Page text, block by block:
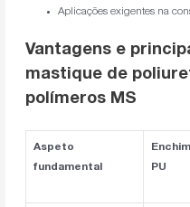
Aplicações exigentes na
Vantagens e
mastique de
polímeros MS
Aspeto
fundamental
PU